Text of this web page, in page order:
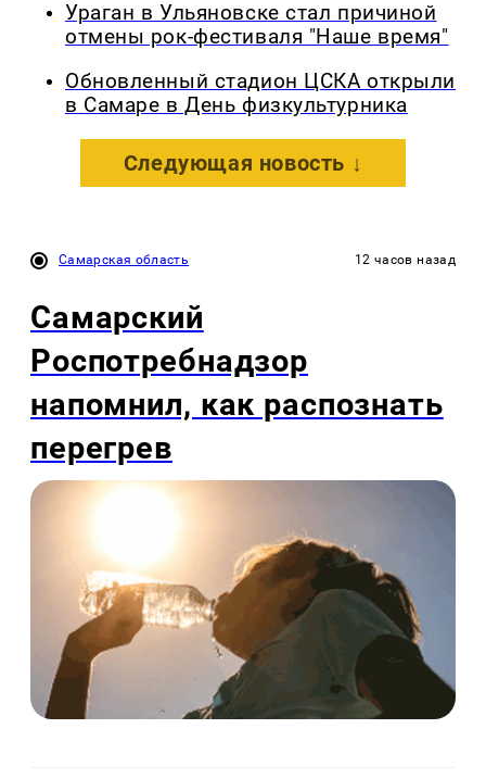
Ураган в Ульяновске стал причиной
отмены рок-фестиваля "Наше время"
Обновленный стадион ЦСКА открыли
в Самаре в День физкультурника
Следующая новость ↓
Самарская область 12 часов назад
Самарский
Роспотребнадзор
напомнил, как распознать
перегрев